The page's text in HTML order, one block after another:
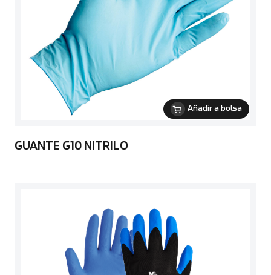
Añadir a bolsa
GUANTE G10 NITRILO